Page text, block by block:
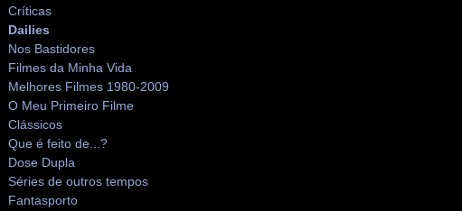
Críticas
Dailies
Nos Bastidores
Filmes da Minha Vida
Melhores Filmes 1980-2009
O Meu Primeiro Filme
Clássicos
Que é feito de...?
Dose Dupla
Séries de outros tempos
Fantasporto